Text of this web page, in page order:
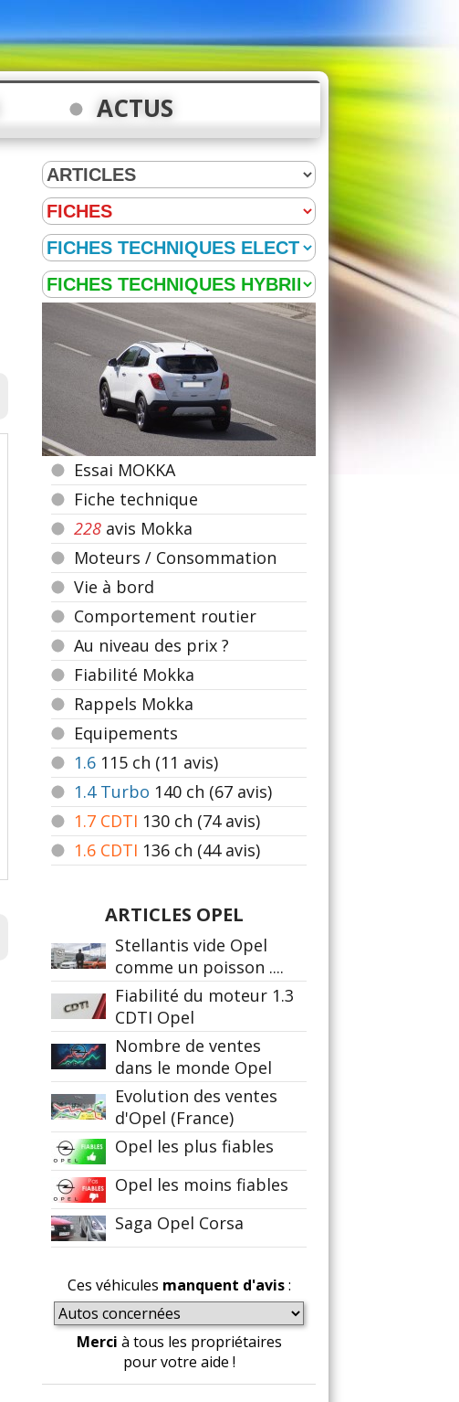
ACTUS
Essai MOKKA
Fiche technique
228 avis Mokka
Moteurs / Consommation
Vie à bord
Comportement routier
Au niveau des prix ?
Fiabilité Mokka
Rappels Mokka
Equipements
1.6 115 ch (11 avis)
1.4 Turbo 140 ch (67 avis)
1.7 CDTI 130 ch (74 avis)
1.6 CDTI 136 ch (44 avis)
ARTICLES OPEL
Stellantis vide Opel
comme un poisson ....
Fiabilité du moteur 1.3
CDTI Opel
Nombre de ventes
dans le monde Opel
Evolution des ventes
d'Opel (France)
Opel les plus fiables
Opel les moins fiables
Saga Opel Corsa
Ces véhicules manquent d'avis:
Merci à tous les propriétaires
pour votre aide !